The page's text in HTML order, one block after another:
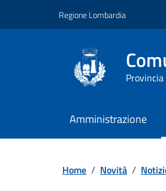
Regione Lombardia
Amministrazione
Home / Novità /